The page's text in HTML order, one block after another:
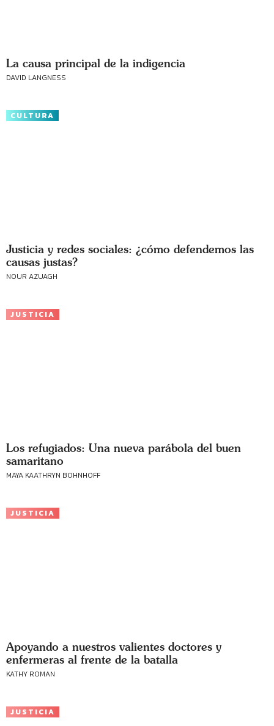
La causa principal de la indigencia
DAVID LANGNESS
CULTURA
Justicia y redes sociales: ¿cómo defendemos las
causas justas?
NOUR AZUAGH
JUSTICIA
Los refugiados: Una nueva parábola del buen
samaritano
MAYA KAATHRYN BOHNHOFF
JUSTICIA
Apoyando a nuestros valientes doctores y
enfermeras al frente de la batalla
KATHY ROMAN
JUSTICIA